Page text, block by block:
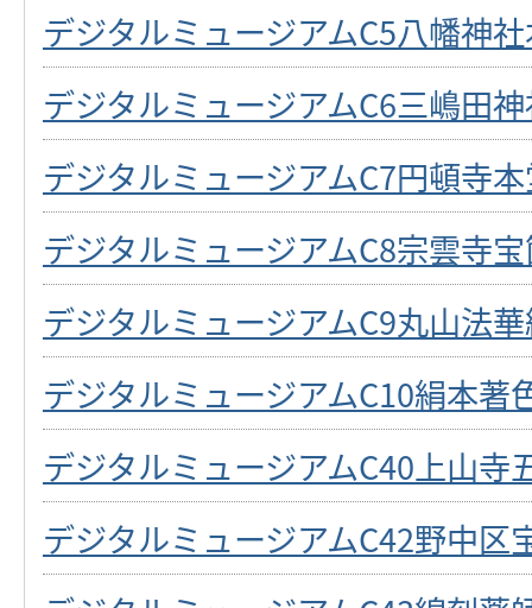
デジタルミュージアムC5八幡神
デジタルミュージアムC6三嶋田
デジタルミュージアムC7円頓寺
デジタルミュージアムC8宗雲寺
デジタルミュージアムC9丸山法
デジタルミュージアムC10絹本著
デジタルミュージアムC40上山寺
デジタルミュージアムC42野中区